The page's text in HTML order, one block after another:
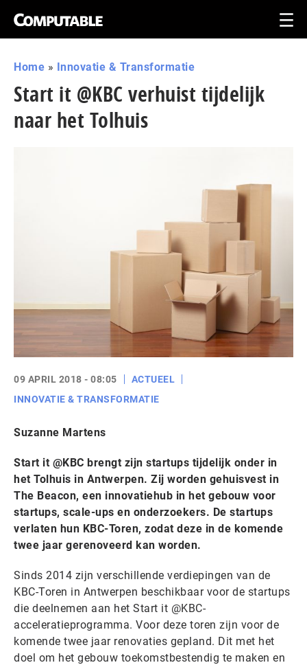
Home » Innovatie & Transformatie
Start it @KBC verhuist tijdelijk
naar het Tolhuis
09 APRIL 2018 - 08:05
ACTUEEL
INNOVATIE & TRANSFORMATIE
Suzanne Martens
Start it @KBC brengt zijn startups tijdelijk onder in
het Tolhuis in Antwerpen. Zij worden gehuisvest in
The Beacon, een innovatiehub in het gebouw voor
startups, scale-ups en onderzoekers. De startups
verlaten hun KBC-Toren, zodat deze in de komende
twee jaar gerenoveerd kan worden.
Sinds 2014 zijn verschillende verdiepingen van de
KBC-Toren in Antwerpen beschikbaar voor de startups
die deelnemen aan het Start it @KBC-
acceleratieprogramma. Voor deze toren zijn voor de
komende twee jaar renovaties gepland. Dit met het
doel om het gebouw toekomstbestendig te maken en